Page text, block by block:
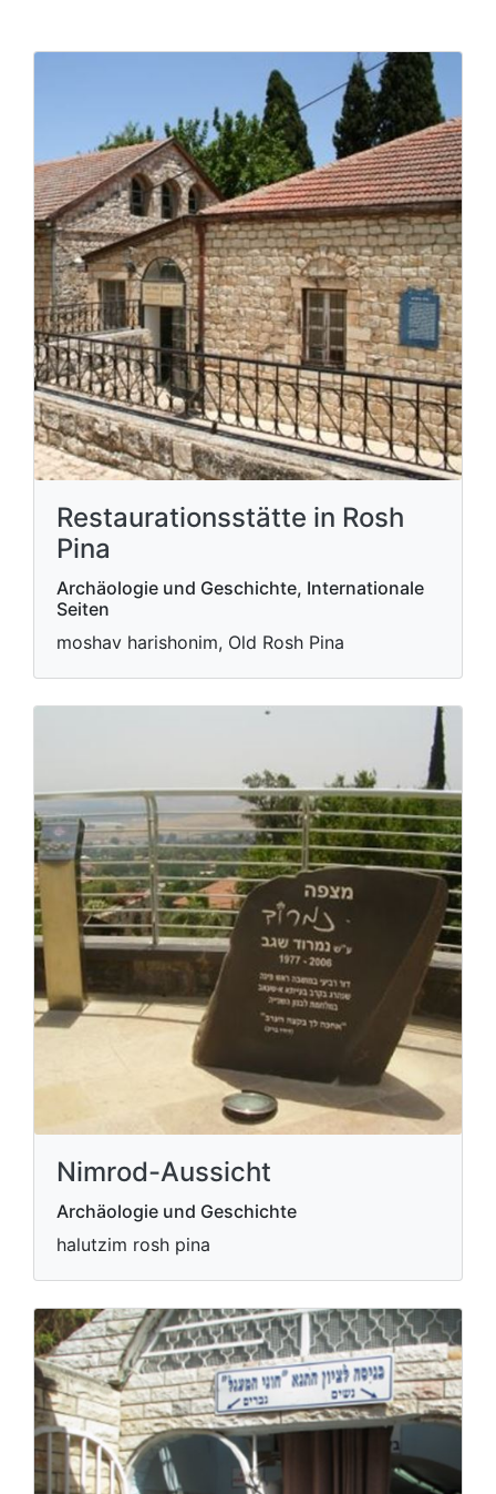
Restaurationsstätte in Rosh
Pina
Archäologie und Geschichte, Internationale
Seiten
moshav harishonim, Old Rosh Pina
Nimrod-Aussicht
Archäologie und Geschichte
halutzim rosh pina